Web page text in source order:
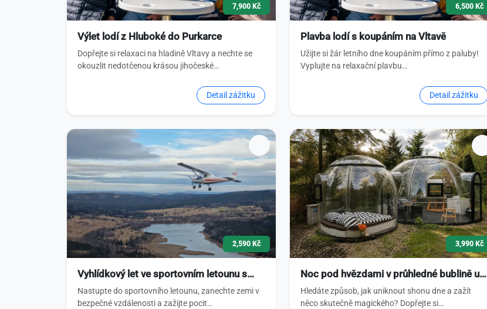
7,900 Kč
Výlet lodí z Hluboké do Purkarce
Dopřejte si relaxaci na hladině Vltavy a nechte se
okouzlit nedotčenou krásou jihočeské…
Detail zážitku
6,500 Kč
Plavba lodí s koupáním na Vltavě
Užijte si žár letního dne koupáním přímo z paluby!
Vyplujte na relaxační plavbu…
Detail zážitku
2,590 Kč
Vyhlídkový let ve sportovním letounu s…
Nastupte do sportovního letounu, zanechte zemi v
bezpečné vzdálenosti a zažijte pocit…
3,990 Kč
Noc pod hvězdami v průhledné bublině u…
Hledáte způsob, jak uniknout shonu dne a zažít
něco skutečně magického? Dopřejte si…